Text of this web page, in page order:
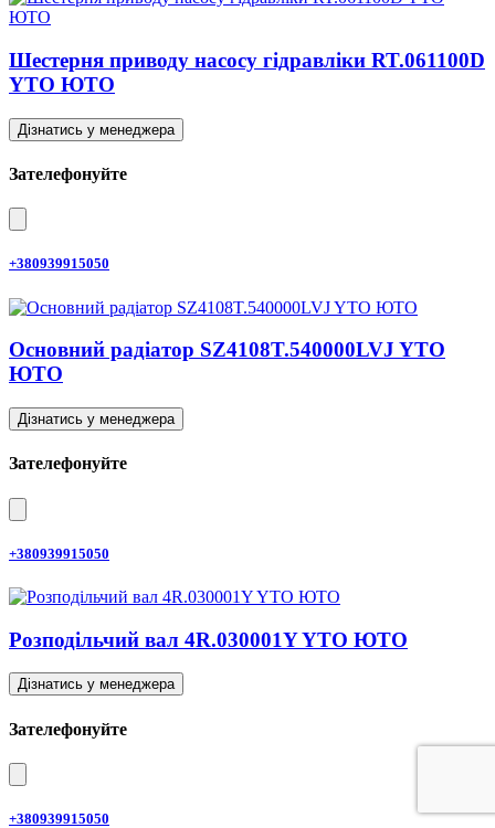
Шестерня приводу насосу гідравліки RT.061100D
YTO ЮТО
Дізнатись у менеджера
Зателефонуйте
+380939915050
Основний радіатор SZ4108T.540000LVJ YTO
ЮТО
Дізнатись у менеджера
Зателефонуйте
+380939915050
Розподільчий вал 4R.030001Y YTO ЮТО
Дізнатись у менеджера
Зателефонуйте
+380939915050